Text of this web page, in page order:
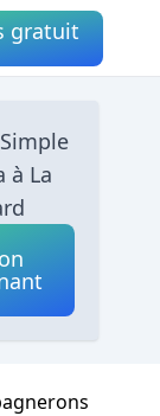
gratuit
à La